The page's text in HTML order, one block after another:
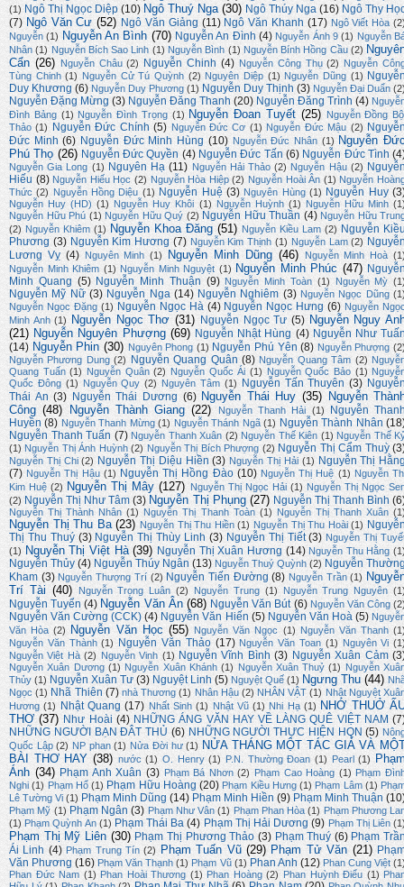
(1) Ngô Thị Ngọc Diệp (10) Ngô Thuý Nga (30) Ngô Thúy Nga (16) Ngô Thy
(7) Ngô Văn Cư (52) Ngô Văn Giảng (11) Ngô Văn Khanh (17) Ngô Viết Hòa
Nguyễn (1) Nguyễn An Bình (70) Nguyễn An Đình (4) Nguyễn Ánh 9 (1) Nguyễn
Nhân (1) Nguyễn Bích Sao Linh (1) Nguyễn Bình (1) Nguyễn Bính Hồng Cầu (2)
Cẩn (26) Nguyễn Châu (2) Nguyễn Chinh (4) Nguyễn Công Thụ (2) Nguyễn
Tùng Chinh (1) Nguyễn Cử Tú Quỳnh (2) Nguyên Diệp (1) Nguyễn Dũng (1)
Duy Khương (6) Nguyễn Duy Phương (1) Nguyễn Duy Thịnh (3) Nguyễn Đại Duẩn
Nguyễn Đặng Mừng (3) Nguyễn Đăng Thanh (20) Nguyễn Đăng Trình (4)
Đình Bảng (1) Nguyễn Đình Trọng (1) Nguyễn Đoan Tuyết (25)
Nguyễn Đồng
Thảo (1) Nguyễn Đức Chính (5) Nguyễn Đức Cơ (1) Nguyễn Đức Mậu (2)
Đức Minh (6) Nguyễn Đức Minh Hùng (10) Nguyễn Đức Nhân (1) Nguyễn
Phú Thọ (26) Nguyễn Đức Quyền (4) Nguyễn Đức Tấn (6) Nguyễn Đức Tình
Nguyễn Gia Long (1) Nguyên Hạ (11) Nguyễn Hải Thảo (2) Nguyễn Hậu (2)
Hiếu (8) Nguyễn Hiếu Học (2) Nguyễn Hòa Hiệp (2) Nguyễn Hoài Ân (1) Nguyễn
Thức (2) Nguyễn Hồng Diệu (1) Nguyễn Huệ (3) Nguyên Hùng (1) Nguyễn Huy
Nguyễn Huy (HD) (1) Nguyễn Huy Khôi (1) Nguyễn Huỳnh (1) Nguyễn Hữu Minh
Nguyễn Hữu Phú (1) Nguyễn Hữu Quý (2) Nguyễn Hữu Thuần (4) Nguyễn Hữu
(2) Nguyễn Khiêm (1) Nguyễn Khoa Đăng (51) Nguyễn Kiều Lam (2) Nguyễn
Phương (3) Nguyễn Kim Hương (7) Nguyễn Kim Thịnh (1) Nguyễn Lam (2)
Lương Vỵ (4) Nguyên Minh (1) Nguyễn Minh Dũng (46) Nguyễn Minh Hoà
Nguyễn Minh Khiêm (1) Nguyễn Minh Nguyệt (1) Nguyễn Minh Phúc (47)
Minh Quang (5) Nguyễn Minh Thuận (9) Nguyễn Minh Toàn (1) Nguyễn Mỳ
Nguyễn Mỹ Nữ (3) Nguyễn Nga (14) Nguyễn Nghiêm (3) Nguyễn Ngọc Dũng
Nguyễn Ngọc Đặng (1) Nguyễn Ngọc Hà (4) Nguyễn Ngọc Hưng (6) Nguyễn
Minh Anh (1) Nguyễn Ngọc Thơ (31) Nguyễn Ngọc Tư (5) Nguyễn Nguy
(21) Nguyễn Nguyên Phượng (69) Nguyễn Nhật Hùng (4) Nguyễn Như
(14) Nguyễn Phin (30) Nguyên Phong (1) Nguyễn Phú Yên (8) Nguyễn Phượng
Nguyễn Phương Dung (2) Nguyễn Quang Quân (8) Nguyễn Quang Tâm (2)
Quang Tuấn (1) Nguyễn Quân (2) Nguyễn Quốc Ái (1) Nguyễn Quốc Bảo (1)
Quốc Đông (1) Nguyễn Quy (2) Nguyên Tâm (1) Nguyễn Tấn Thuyên (3)
Thái An (3) Nguyễn Thái Dương (6) Nguyễn Thái Huy (35)
Nguyễn
Công (48) Nguyễn Thành Giang (22) Nguyễn Thanh Hải (1)
Nguyễn
Huyền (8) Nguyễn Thanh Mừng (1) Nguyễn Thánh Ngã (1) Nguyễn Thành Nhân
Nguyễn Thanh Tuấn (7) Nguyễn Thanh Xuân (2) Nguyễn Thế Kiên (1) Nguyễn Thế
(1) Nguyễn Thị Ánh Huỳnh (2) Nguyễn Thị Bích Phượng (2) Nguyễn Thị Cẩm Thuỳ
Nguyễn Thị Chi (2) Nguyễn Thị Diệu Hiền (3) Nguyễn Thị Hải (1) Nguyễn Thị
(7) Nguyễn Thị Hậu (1) Nguyễn Thị Hồng Đào (10) Nguyễn Thị Huệ (1) Nguyễn
Kim Huệ (2) Nguyễn Thị Mây (127) Nguyễn Thị Ngọc Hải (1) Nguyễn Thị Ngọc
(2) Nguyễn Thị Như Tâm (3) Nguyễn Thị Phụng (27) Nguyễn Thị Thanh Bình
Nguyễn Thị Thành Nhân (1) Nguyễn Thị Thanh Toàn (1) Nguyễn Thị Thanh Xuân
Nguyễn Thị Thu Ba (23) Nguyễn Thị Thu Hiền (1) Nguyễn Thị Thu Hoài (1)
Thị Thu Thuý (3) Nguyễn Thị Thùy Linh (3) Nguyễn Thị Tiết (3) Nguyễn Thị
(1) Nguyễn Thị Việt Hà (39) Nguyễn Thị Xuân Hương (14) Nguyễn Thu Hằng
Nguyễn Thủy (4) Nguyễn Thúy Ngân (13) Nguyễn Thuý Quỳnh (2) Nguyễn
Kham (3) Nguyễn Thượng Trí (2) Nguyễn Tiến Đường (8) Nguyễn Trần (1)
Trí Tài (40) Nguyễn Trọng Luân (2) Nguyễn Trung (1) Nguyễn Trung Nguyên
Nguyễn Tuyển (4) Nguyễn Văn Ân (68) Nguyễn Văn Bút (6) Nguyễn Văn Công
Nguyễn Văn Cường (CCK) (4) Nguyễn Văn Hiến (5) Nguyễn Văn Hoà (5)
Văn Hòa (2) Nguyễn Văn Học (55) Nguyễn Văn Ngọc (1) Nguyễn Văn Thanh
Nguyễn Văn Thành (1) Nguyễn Văn Thảo (17) Nguyễn Văn Toan (1) Nguyên Vi
Nguyễn Việt Hà (2) Nguyễn Vinh (1) Nguyễn Vĩnh Bình (3) Nguyễn Xuân Cảm
Nguyễn Xuân Dương (1) Nguyễn Xuân Khánh (1) Nguyễn Xuân Thuỷ (1) Nguyễn
Thủy (1) Nguyễn Xuân Tư (3) Nguyệt Linh (5) Nguyệt Quế (1) Ngưng Thu (44)
Ngọc (1) Nhã Thiên (7) nhà Thương (1) Nhân Hậu (2) NHÂN VẬT (1) Nhật Nguyệt
Hương (1) Nhật Quang (17) Nhất Sinh (1) Nhật Vũ (1) Nhi Hạ (1) NHỚ THUỞ
THƠ (37) Như Hoài (4) NHỮNG ÁNG VĂN HAY VỀ LÀNG QUÊ VIỆT NAM
NHỮNG NGƯỜI BẠN ĐÂT THỦ (6) NHỮNG NGƯỜI THỰC HIỆN HQN (5)
Quốc Lập (2) NP phan (1) Nửa Đời hư (1) NỬA THÁNG MỘT TÁC GIẢ VÀ
BÀI THƠ HAY (38) nước (1) O. Henry (1) P.N. Thường Đoan (1) Pearl (1)
Ánh (34) Phạm Anh Xuân (3) Phạm Bá Nhơn (2) Phạm Cao Hoàng (1) Phạm
Nghi (1) Phạm Hổ (1) Phạm Hữu Hoàng (20) Phạm Kiều Hưng (1) Phạm Lâm (1)
Lê Tường Vi (1) Phạm Minh Dũng (14) Phạm Minh Hiền (9) Phạm Minh Thuận
Phạm Mỹ (1) Phạm Ngân (3) Phạm Như Vân (1) Phạm Phan Hòa (1) Phạm Phương
(1) Phạm Quỳnh An (1) Phạm Thái Ba (4) Phạm Thị Hải Dương (9) Phạm Thị Liên
Phạm Thị Mỹ Liên (30) Phạm Thị Phương Thảo (3) Phạm Thuý (6) Phạm
Ái Linh (4) Phạm Trung Tín (2) Phạm Tuấn Vũ (29) Phạm Tử Văn (21)
Văn Phương (16) Phạm Văn Thạnh (1) Phạm Vũ (1) Phan Anh (12) Phan Cung Việt
Phan Đức Nam (1) Phan Hoài Thương (1) Phan Hoàng (2) Phan Huỳnh Điểu (1)